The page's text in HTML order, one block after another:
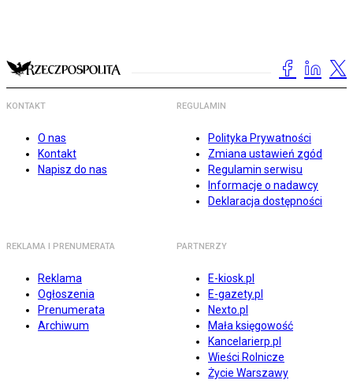
KONTAKT
O nas
Kontakt
Napisz do nas
REGULAMIN
Polityka Prywatności
Zmiana ustawień zgód
Regulamin serwisu
Informacje o nadawcy
Deklaracja dostępności
REKLAMA I PRENUMERATA
Reklama
Ogłoszenia
Prenumerata
Archiwum
PARTNERZY
E-kiosk.pl
E-gazety.pl
Nexto.pl
Mała księgowość
Kancelarierp.pl
Wieści Rolnicze
Życie Warszawy